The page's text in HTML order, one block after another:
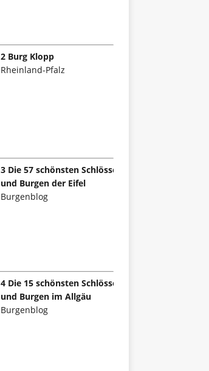
2 Burg Klopp
Rheinland-Pfalz
3 Die 57 schönsten Schlösser
und Burgen der Eifel
Burgenblog
4 Die 15 schönsten Schlösser
und Burgen im Allgäu
Burgenblog